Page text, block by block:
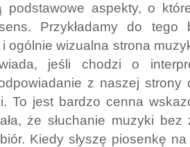
podstawowe aspekty, o
Przykładamy do tego
ogólnie wizualna strona
jeśli chodzi o
z naszej strony
To jest bardzo cenna
że słuchanie muzyki
Kiedy słyszę piosenkę